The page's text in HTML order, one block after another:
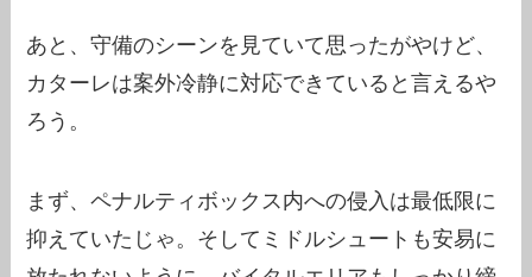
あと、守備のシーンを見ていて思ったがやけど、
カターレは案外冷静に対応できていると言えるや
ろう。
まず、ペナルティボックス内への侵入は最低限に
抑えていたじゃ。そしてミドルシュートも安易に